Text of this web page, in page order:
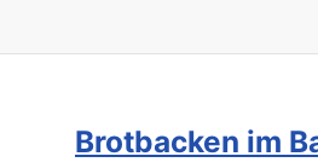
Brotbacken im